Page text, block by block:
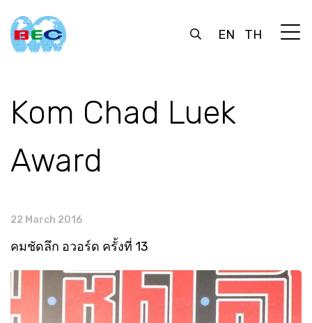
EN TH
Kom Chad Luek
Award
22 March 2016
คมชัดลึก อวอร์ด ครั้งที่ 13